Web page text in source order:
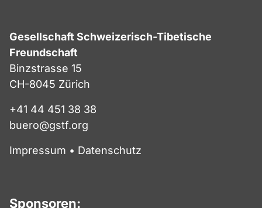
Gesellschaft Schweizerisch-Tibetische
Freundschaft
Binzstrasse 15
CH-8045 Zürich
+41 44 451 38 38
buero@gstf.org
Impressum • Datenschutz
Sponsoren: